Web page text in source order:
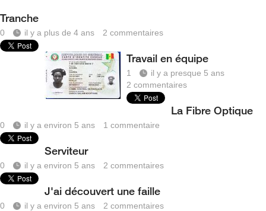
Tranche
0 il y a plus de 4 ans 2 commentaires
Travail en équipe
1
il y a presque 5 ans
2 commentaires
La Fibre Optique
0 il y a environ 5 ans 1 commentaire
Serviteur
0 il y a environ 5 ans 2 commentaires
J'ai découvert une faille
0 il y a environ 5 ans 2 commentaires